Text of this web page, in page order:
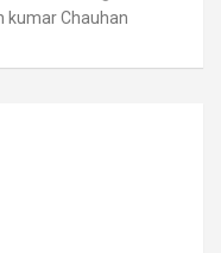
kumar Chauhan